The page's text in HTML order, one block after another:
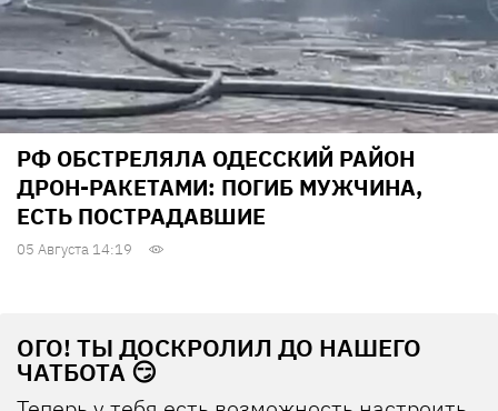
РФ ОБСТРЕЛЯЛА ОДЕССКИЙ РАЙОН
ДРОН-РАКЕТАМИ: ПОГИБ МУЖЧИНА,
ЕСТЬ ПОСТРАДАВШИЕ
05 Августа 14:19
ОГО! ТЫ ДОСКРОЛИЛ ДО НАШЕГО
ЧАТБОТА 😏